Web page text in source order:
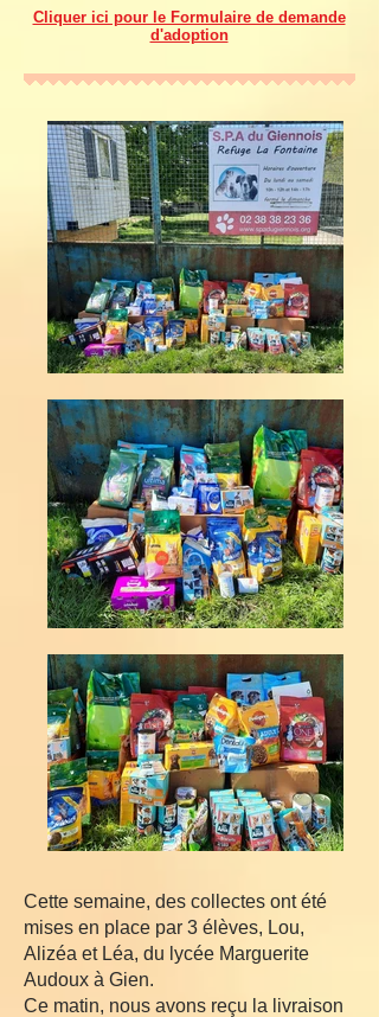
Cliquer ici pour le Formulaire de demande
d'adoption
Cette semaine, des collectes ont été
mises en place par 3 élèves, Lou,
Alizéa et Léa, du lycée Marguerite
Audoux à Gien.
Ce matin, nous avons reçu la livraison